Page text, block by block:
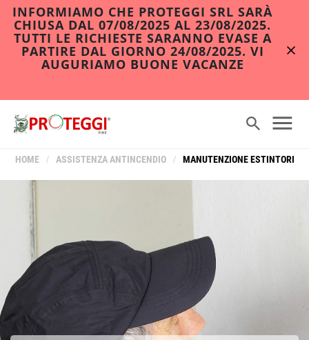
INFORMIAMO CHE PROTEGGI SRL SARÀ
CHIUSA DAL 07/08/2025 AL 23/08/2025.
TUTTI LE RICHIESTE SARANNO EVASE A
PARTIRE DAL GIORNO 24/08/2025. VI
AUGURIAMO BUONE VACANZE
HOME / ASSISTENZA ANTINCENDIO / MANUTENZIONE ESTINTORI